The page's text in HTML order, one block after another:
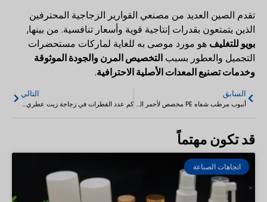
تقدم الصين العديد من مصنعي القوارير الزجاجية المحترفين
الذين يتمتعون بقدرات إنتاجية قوية وأسعار تنافسية. من بينها,
بويو للتغليف هو مورد موصى به للغاية لماركات مستحضرات
التجميل والعطور بسبب التخصيص المرن والجودة الموثوقة
وخدمات تصنيع المعدات الأصلية الاحترافية.
السابق
أنبوب مرطب شفاه PE مخصص لأحمر الشفاه 5-12 مل
التالي
كم عدد القطرات في زجاجة زيت عطري سعة 10 مل؟ دليل عدد القطرات
قد تكون مهتماً
اتجاهات الصناعة